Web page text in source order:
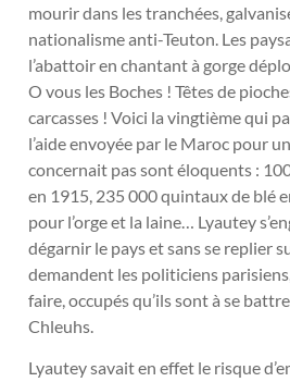
mourir dans les tranchées,
nationalisme anti-Teuton. Les
l’abattoir en chantant à gorge
O vous les Boches ! Têtes de
carcasses ! Voici la vingtième qui
l’aide envoyée par le Maroc pour
concernait pas sont éloquents :
en 1915, 235 000 quintaux de blé
pour l’orge et la laine… Lyautey
dégarnir le pays et sans se replier
demandent les politiciens
faire, occupés qu’ils sont à se
Chleuhs.
Lyautey savait en effet le risque